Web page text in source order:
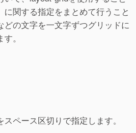
に関する指定をまとめて行うこと
どの文字を一文字ずつグリッドに
。
ペース区切りで指定します。